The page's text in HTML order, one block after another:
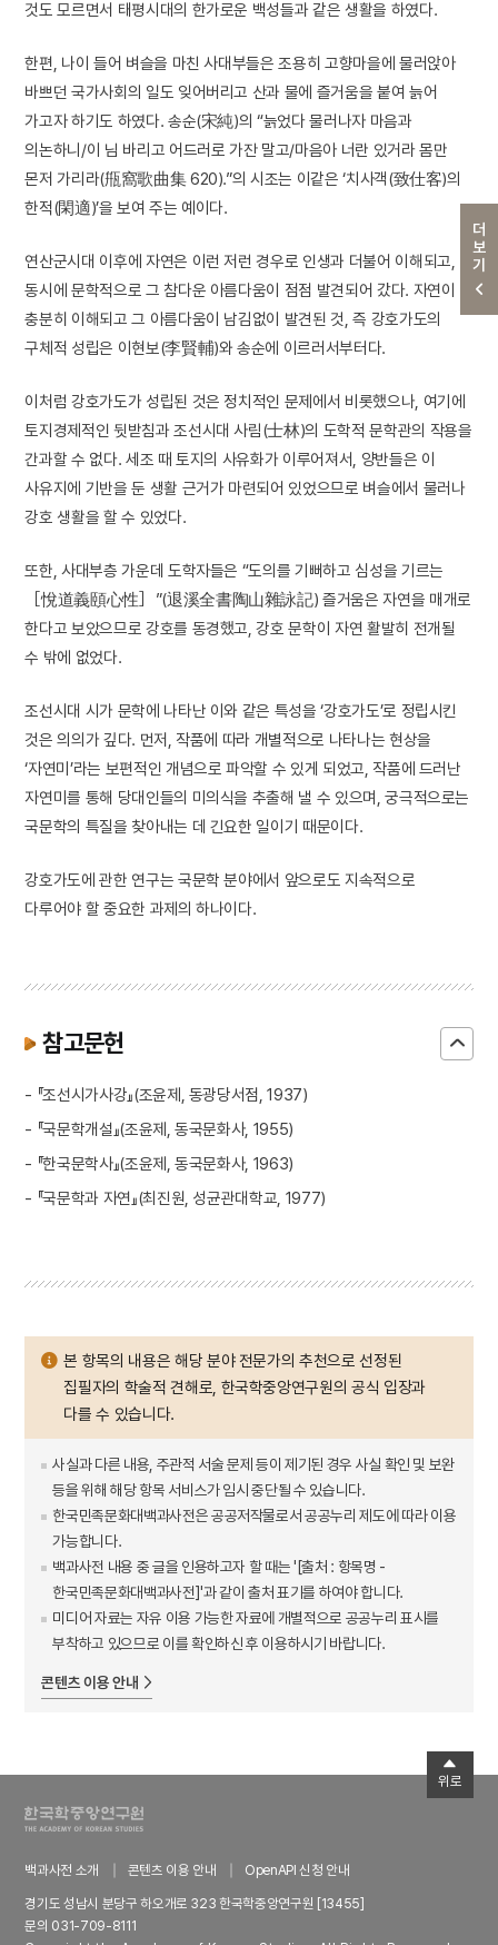
더보기
것도 모르면서 태평시대의 한가로운 백성들과 같은 생활을 하였다.
한편, 나이 들어 벼슬을 마친 사대부들은 조용히 고향마을에 물러앉아
바쁘던 국가사회의 일도 잊어버리고 산과 물에 즐거움을 붙여 늙어
가고자 하기도 하였다. 송순(宋純)의 “늙었다 물러나자 마음과
의논하니/이 님 바리고 어드러로 가잔 말고/마음아 너란 있거라 몸만
몬저 가리라(甁窩歌曲集 620).”의 시조는 이같은 ‘치사객(致仕客)의
한적(閑適)’을 보여 주는 예이다.
연산군시대 이후에 자연은 이런 저런 경우로 인생과 더불어 이해되고,
동시에 문학적으로 그 참다운 아름다움이 점점 발견되어 갔다. 자연이
충분히 이해되고 그 아름다움이 남김없이 발견된 것, 즉 강호가도의
구체적 성립은 이현보(李賢輔)와 송순에 이르러서부터다.
이처럼 강호가도가 성립된 것은 정치적인 문제에서 비롯했으나, 여기에
토지경제적인 뒷받침과 조선시대 사림(士林)의 도학적 문학관의 작용을
간과할 수 없다. 세조 때 토지의 사유화가 이루어져서, 양반들은 이
사유지에 기반을 둔 생활 근거가 마련되어 있었으므로 벼슬에서 물러나
강호 생활을 할 수 있었다.
또한, 사대부층 가운데 도학자들은 “도의를 기뻐하고 심성을 기르는
［悅道義頤心性］”(退溪全書陶山雜詠記) 즐거움은 자연을 매개로
한다고 보았으므로 강호를 동경했고, 강호 문학이 자연 활발히 전개될
수 밖에 없었다.
조선시대 시가 문학에 나타난 이와 같은 특성을 ‘강호가도’로 정립시킨
것은 의의가 깊다. 먼저, 작품에 따라 개별적으로 나타나는 현상을
‘자연미’라는 보편적인 개념으로 파악할 수 있게 되었고, 작품에 드러난
자연미를 통해 당대인들의 미의식을 추출해 낼 수 있으며, 궁극적으로는
국문학의 특질을 찾아내는 데 긴요한 일이기 때문이다.
강호가도에 관한 연구는 국문학 분야에서 앞으로도 지속적으로
다루어야 할 중요한 과제의 하나이다.
참고문헌
- 『조선시가사강』(조윤제, 동광당서점, 1937)
- 『국문학개설』(조윤제, 동국문화사, 1955)
- 『한국문학사』(조윤제, 동국문화사, 1963)
- 『국문학과 자연』(최진원, 성균관대학교, 1977)
본 항목의 내용은 해당 분야 전문가의 추천으로 선정된
집필자의 학술적 견해로, 한국학중앙연구원의 공식 입장과
다를 수 있습니다.
사실과 다른 내용, 주관적 서술 문제 등이 제기된 경우 사실 확인 및 보완
등을 위해 해당 항목 서비스가 임시 중단될 수 있습니다.
한국민족문화대백과사전은 공공저작물로서 공공누리 제도에 따라 이용
가능합니다.
백과사전 내용 중 글을 인용하고자 할 때는 '[출처 : 항목명 -
한국민족문화대백과사전]'과 같이 출처 표기를 하여야 합니다.
미디어 자료는 자유 이용 가능한 자료에 개별적으로 공공누리 표시를
부착하고 있으므로 이를 확인하신 후 이용하시기 바랍니다.
콘텐츠 이용 안내
백과사전 소개 콘텐츠 이용 안내
OpenAPI 신청 안내
경기도 성남시 분당구 하오개로 323 한국학중앙연구원 [13455]
문의 031-709-8111
위로